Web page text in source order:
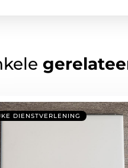
DIENSTVERLENING